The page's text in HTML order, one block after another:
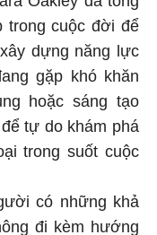
trong cuộc đời để
dựng năng lực
gặp khó khăn
hoặc sáng tạo
tự do khám phá
trong suốt cuộc
có những khả
đi kèm hướng